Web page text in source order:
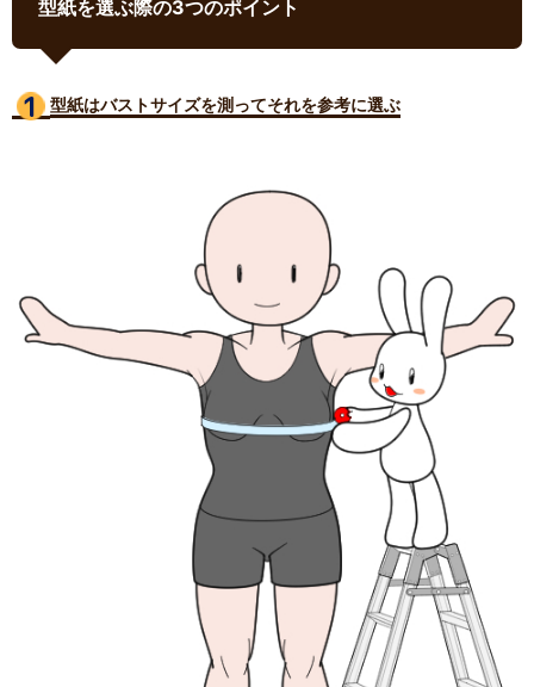
型紙を選ぶ際の3つのポイント
型紙はバストサイズを測ってそれを参考に選ぶ